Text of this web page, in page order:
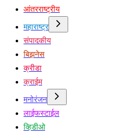
आंतरराष्ट्रीय
महाराष्ट्र
संपादकीय
बिझनेस
क्रीडा
क्राईम
मनोरंजन
लाईफस्टाईल
व्हिडीओ